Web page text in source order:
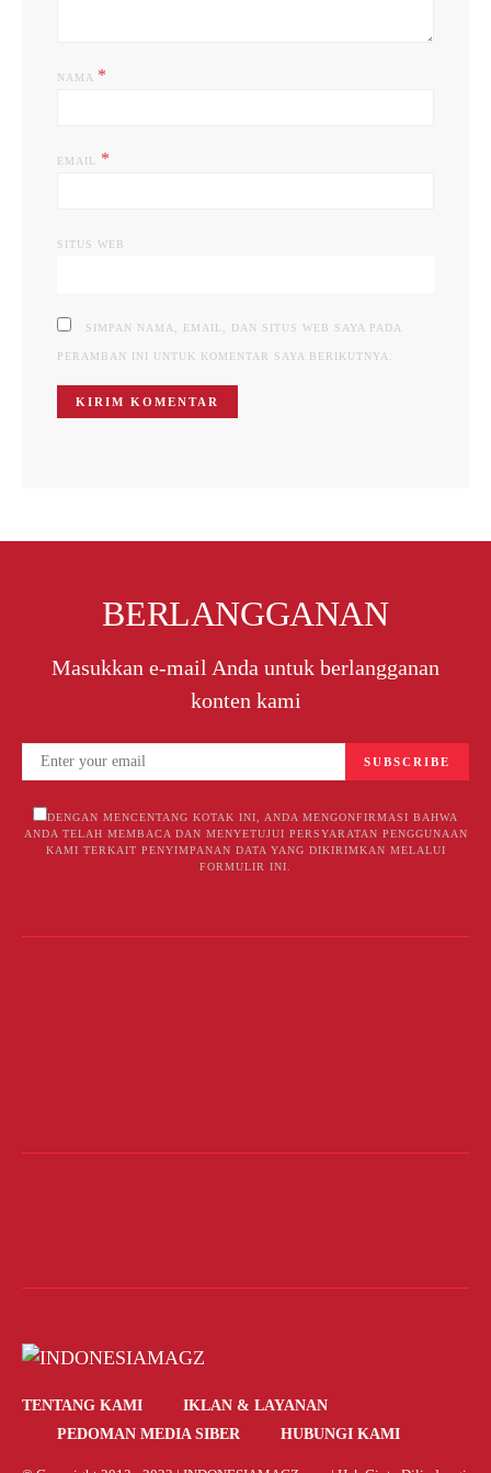
NAMA *
EMAIL *
SITUS WEB
SIMPAN NAMA, EMAIL, DAN SITUS WEB SAYA PADA
PERAMBAN INI UNTUK KOMENTAR SAYA BERIKUTNYA.
BERLANGGANAN
Masukkan e-mail Anda untuk berlangganan
konten kami
SUBSCRIBE
DENGAN MENCENTANG KOTAK INI, ANDA MENGONFIRMASI BAHWA
ANDA TELAH MEMBACA DAN MENYETUJUI PERSYARATAN PENGGUNAAN
KAMI TERKAIT PENYIMPANAN DATA YANG DIKIRIMKAN MELALUI
FORMULIR INI.
TENTANG KAMI
IKLAN & LAYANAN
PEDOMAN MEDIA SIBER
HUBUNGI KAMI